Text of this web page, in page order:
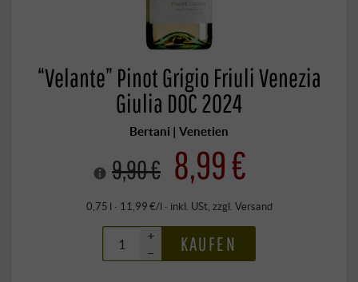
“Velante” Pinot Grigio Friuli Venezia
Giulia DOC 2024
Bertani | Venetien
9,90 € 8,99 €
0,75 l · 11,99 €/l · inkl. USt, zzgl. Versand
+
–
KAUFEN